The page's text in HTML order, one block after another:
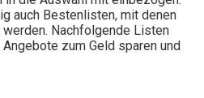
auch Bestenlisten, mit denen
Nachfolgende Listen
zum Geld sparen und